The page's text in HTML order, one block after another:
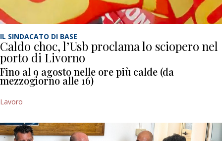
IL SINDACATO DI BASE
Caldo choc, l’Usb proclama lo sciopero nel
porto di Livorno
Fino al 9 agosto nelle ore più calde (da
mezzogiorno alle 16)
Lavoro